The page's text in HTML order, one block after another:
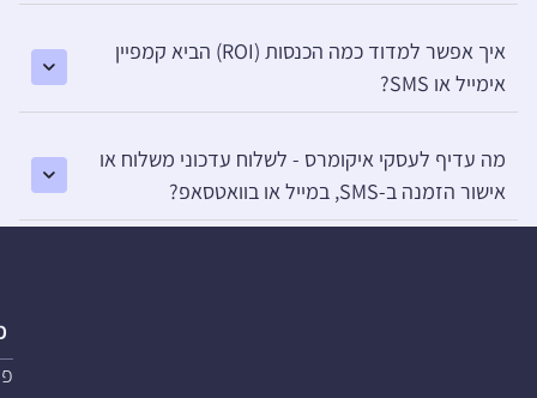
איך אפשר למדוד כמה הכנסות (ROI) הביא קמפיין
אימייל או SMS?
מה עדיף לעסקי איקומרס - לשלוח עדכוני משלוח או
אישור הזמנה ב-SMS, במייל או בוואטסאפ?